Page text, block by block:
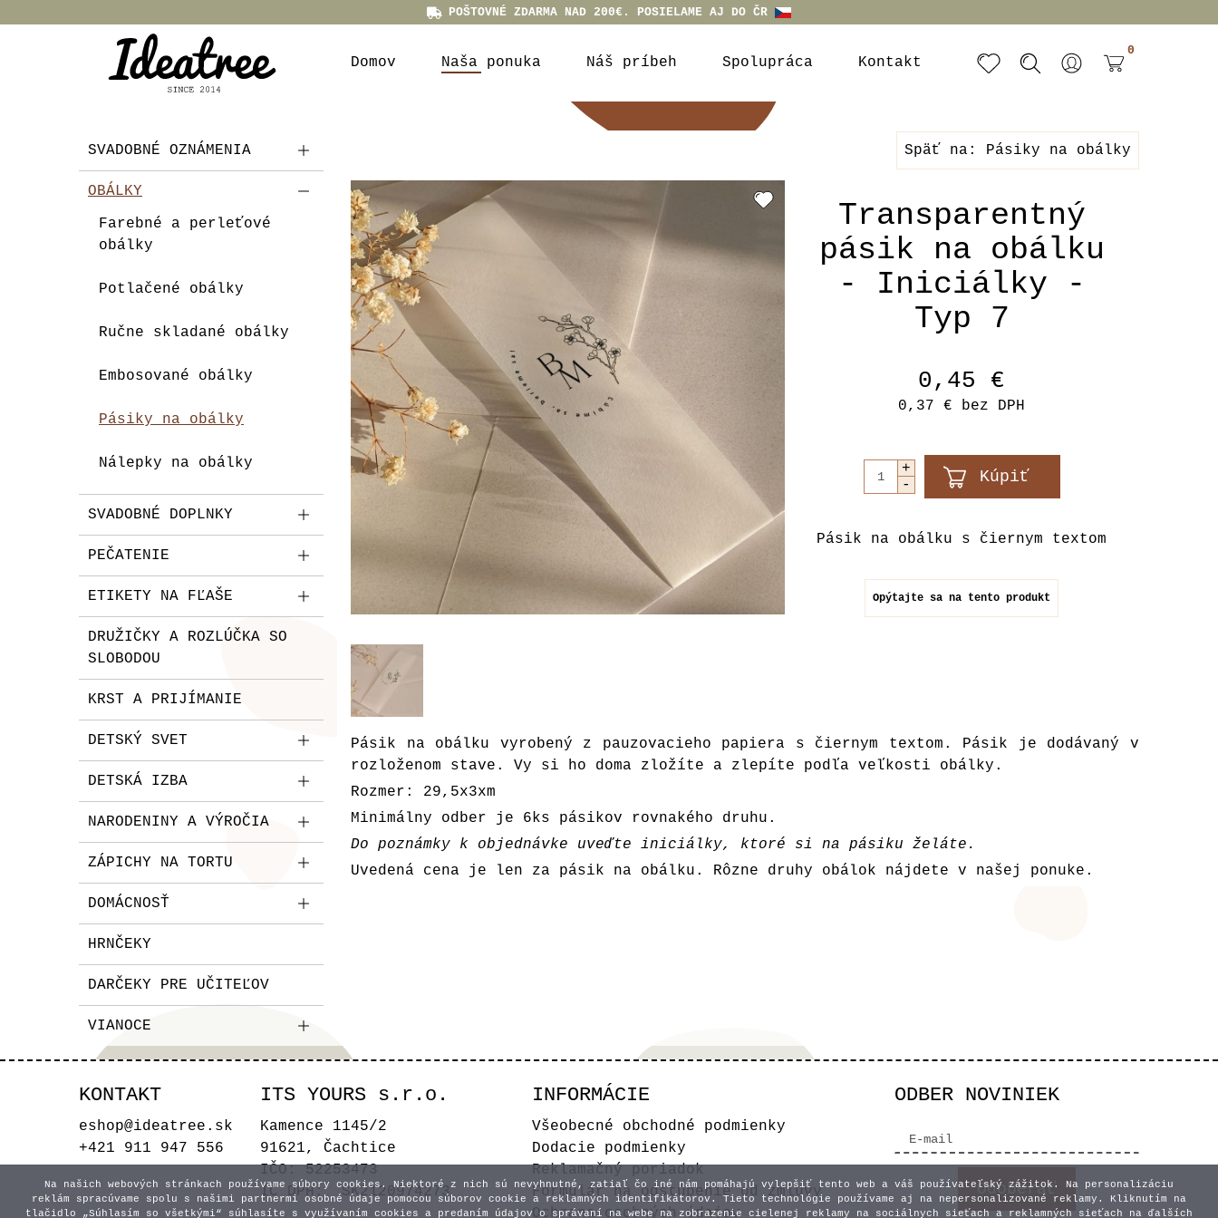
POŠTOVNÉ ZDARMA NAD 200€. POSIELAME AJ DO ČR
Domov Naša ponuka Náš príbeh Spolupráca Kontakt
0
SVADOBNÉ OZNÁMENIA
OBÁLKY
Farebné a perleťové
obálky
Potlačené obálky
Ručne skladané obálky
Embosované obálky
Pásiky na obálky
Nálepky na obálky
SVADOBNÉ DOPLNKY
PEČATENIE
ETIKETY NA FĽAŠE
DRUŽIČKY A ROZLÚČKA SO
SLOBODOU
KRST A PRIJÍMANIE
DETSKÝ SVET
DETSKÁ IZBA
NARODENINY A VÝROČIA
ZÁPICHY NA TORTU
DOMÁCNOSŤ
HRNČEKY
DARČEKY PRE UČITEĽOV
VIANOCE
Späť na: Pásiky na obálky
Transparentný
pásik na obálku
- Iniciálky -
Typ 7
0,45 €
0,37 € bez DPH
Pásik na obálku s čiernym textom
Opýtajte sa na tento produkt
Pásik na obálku vyrobený z pauzovacieho papiera s čiernym textom. Pásik je dodávaný v
rozloženom stave. Vy si ho doma zložíte a zlepíte podľa veľkosti obálky.
Rozmer: 29,5x3xm
Minimálny odber je 6ks pásikov rovnakého druhu.
Do poznámky k objednávke uveďte iniciálky, ktoré si na pásiku želáte.
Uvedená cena je len za pásik na obálku. Rôzne druhy obálok nájdete v našej ponuke .
KONTAKT
eshop@ideatree.sk
+421 911 947 556
ITS YOURS s.r.o.
Kamence 1145/2
91621, Čachtice
IČO: 52253473
IČ DPH: SK2120974273
INFORMÁCIE
Všeobecné obchodné podmienky
Dodacie podmienky
Reklamačný poriadok
Formulár na odstúpenie od zmluvy
Ochrana osobných údajov
ODBER NOVINIEK
Na našich webových stránkach používame súbory cookies. Niektoré z nich sú nevyhnutné, zatiaľ čo iné nám pomáhajú vylepšiť tento web a váš používateľský zážitok. Na personalizáciu
reklám spracúvame spolu s našimi partnermi osobné údaje pomocou súborov cookie a reklamných identifikátorov. Tieto technológie používame aj na nepersonalizované reklamy. Kliknutím na
tlačidlo „Súhlasím so všetkými“ súhlasíte s využívaním cookies a predaním údajov o správaní na webe na zobrazenie cielenej reklamy na sociálnych sieťach a reklamných sieťach na ďalších